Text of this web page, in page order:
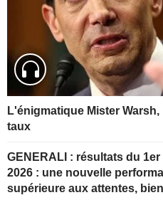
L'énigmatique Mister
taux
GENERALI : résultats du 1er semestre
2026 : une nouvelle
supérieure aux attentes,